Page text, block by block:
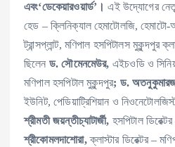
এবং‘ডেকেয়ারওয়ার্ড’। এই উদ্যোগের
হেড – ক্লিনিক্যাল হেমাটোলজি,
ট্রান্সপ্লান্ট, মণিপাল হসপিটালস মুকুন্দপুর
ছিলেন ড. সৌমেনমেউর, এইচওডি ও
মণিপাল হসপিটাল মুকুন্দপুর; ড.
ইউনিট, পেডিয়াট্রিশিয়ান ও
শ্রীমতী জয়ন্তীচ্যাটার্জী, হসপিটাল
শ্রীকোমলদাশোরা,ক্লাস্টার ডিরেক্টর –